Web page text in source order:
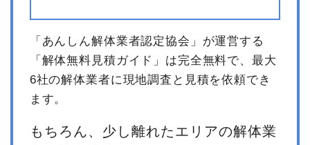
「あんしん解体業者認定協会」が運営する
「解体無料見積ガイド」は完全無料で、最大
6社の解体業者に現地調査と見積を依頼でき
ます。
もちろん、少し離れたエリアの解体業